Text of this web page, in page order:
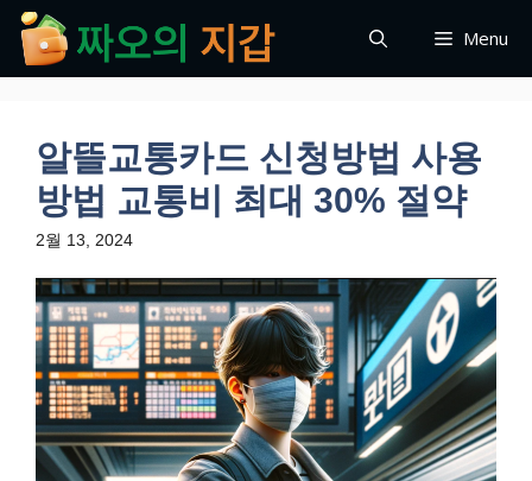
츠
Menu
알뜰교통카드 신청방법 사용
방법 교통비 최대 30% 절약
2월 13, 2024